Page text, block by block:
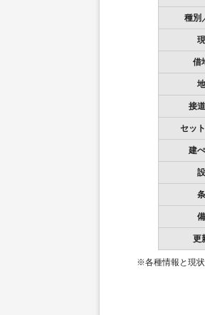
種別
借
接
セッ
建
更
※各種情報と現状